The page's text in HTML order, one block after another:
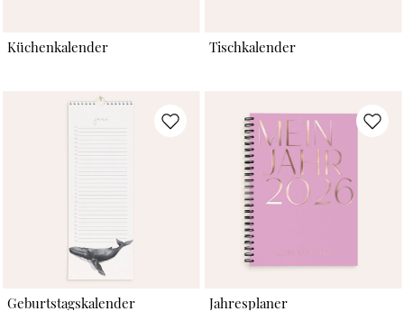
Küchenkalender Tischkalender
Geburtstagskalender Jahresplaner